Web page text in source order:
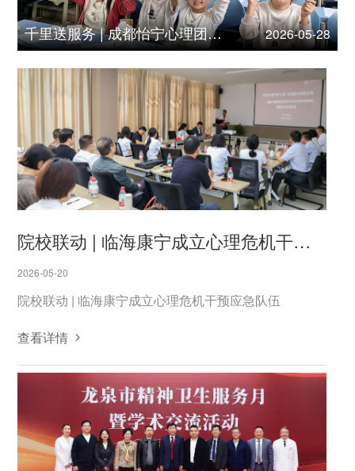
千里送服务 | 成都怡宁心理团队走进叙永山区学校 2026-05-28
院校联动 | 临海康宁成立心理危机干预应急队伍
2026-05-20
院校联动 | 临海康宁成立心理危机干预应急队伍
查看详情